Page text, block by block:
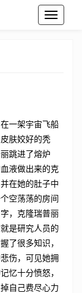
一架宇宙飞船
肤姣好的秃
跳进了熔炉
液做出来的克
在她的肚子中
空荡荡的房间
，克隆瑞普丽
是研究人员的
了很多知识，
伤，可见她拥
忆十分愤怒，
自己费尽心力